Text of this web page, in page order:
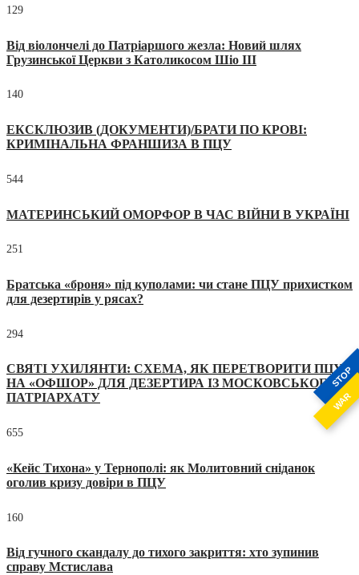
STOP
WAR
129
Від віолончелі до Патріаршого жезла: Новий шлях
Грузинської Церкви з Католикосом Шіо III
140
ЕКСКЛЮЗИВ (ДОКУМЕНТИ)/БРАТИ ПО КРОВІ:
КРИМІНАЛЬНА ФРАНШИЗА В ПЦУ
544
МАТЕРИНСЬКИЙ ОМОРФОР В ЧАС ВІЙНИ В УКРАЇНІ
251
Братська «броня» під куполами: чи стане ПЦУ прихистком
для дезертирів у рясах?
294
СВЯТІ УХИЛЯНТИ: СХЕМА, ЯК ПЕРЕТВОРИТИ ПЦУ
НА «ОФШОР» ДЛЯ ДЕЗЕРТИРА ІЗ МОСКОВСЬКОГО
ПАТРІАРХАТУ
655
«Кейс Тихона» у Тернополі: як Молитовний сніданок
оголив кризу довіри в ПЦУ
160
Від гучного скандалу до тихого закриття: хто зупинив
справу Мстислава